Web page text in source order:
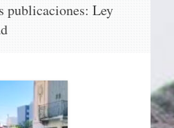
publicaciones: Ley